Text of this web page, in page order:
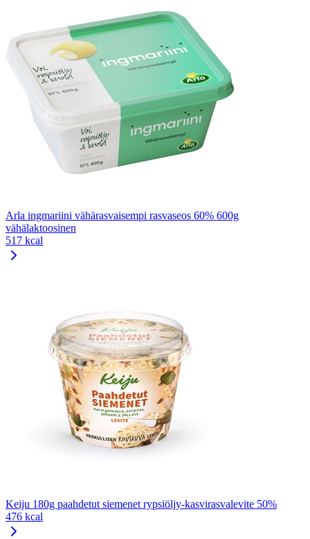
Arla ingmariini vähärasvaisempi rasvaseos 60% 600g
vähälaktoosinen
517 kcal
Keiju 180g paahdetut siemenet rypsiöljy-kasvirasvalevite 50%
476 kcal